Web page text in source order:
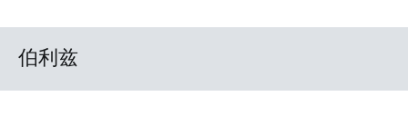
伯利兹